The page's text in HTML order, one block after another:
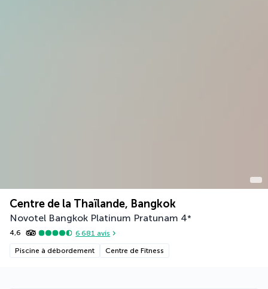
Centre de la Thaïlande, Bangkok
Novotel Bangkok Platinum Pratunam 4*
4,6 6 681 avis
Piscine à débordement Centre de Fitness